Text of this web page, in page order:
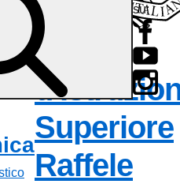
Istituto
Superiore
Raffele
su: